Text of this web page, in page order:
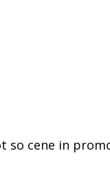
so cene in